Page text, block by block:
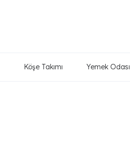
Köşe Takımı Yemek Odası